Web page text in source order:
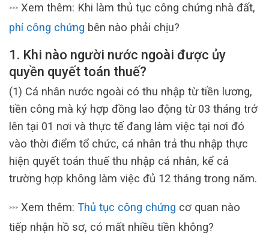
>>> Xem thêm: Khi làm thủ tục công chứng nhà đất,
phí công chứng bên nào phải chịu?
1. Khi nào người nước ngoài được ủy
quyền quyết toán thuế?
(1) Cá nhân nước ngoài có thu nhập từ tiền lương,
tiền công mà ký hợp đồng lao động từ 03 tháng trở
lên tại 01 nơi và thực tế đang làm việc tại nơi đó
vào thời điểm tổ chức, cá nhân trả thu nhập thực
hiện quyết toán thuế thu nhập cá nhân, kể cả
trường hợp không làm việc đủ 12 tháng trong năm.
>>> Xem thêm: Thủ tục công chứng cơ quan nào
tiếp nhận hồ sơ, có mất nhiều tiền không?